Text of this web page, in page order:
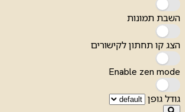
השבת תמונות
הצג קו תחתון לקישורים
Enable zen mode
גודל גופן